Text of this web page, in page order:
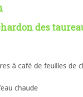
des
à café de feuilles de
chaude